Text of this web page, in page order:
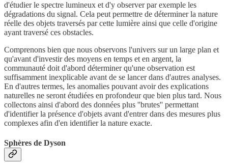
d'étudier le spectre lumineux et d'y observer par exemple les
dégradations du signal. Cela peut permettre de déterminer la nature
réelle des objets traversés par cette lumière ainsi que celle d'origine
ayant traversé ces obstacles.
Comprenons bien que nous observons l'univers sur un large plan et
qu'avant d'investir des moyens en temps et en argent, la
communauté doit d'abord déterminer qu'une observation est
suffisamment inexplicable avant de se lancer dans d'autres analyses.
En d'autres termes, les anomalies pouvant avoir des explications
naturelles ne seront étudiées en profondeur que bien plus tard. Nous
collectons ainsi d'abord des données plus ''brutes'' permettant
d'identifier la présence d'objets avant d'entrer dans des mesures plus
complexes afin d'en identifier la nature exacte.
Sphères de Dyson